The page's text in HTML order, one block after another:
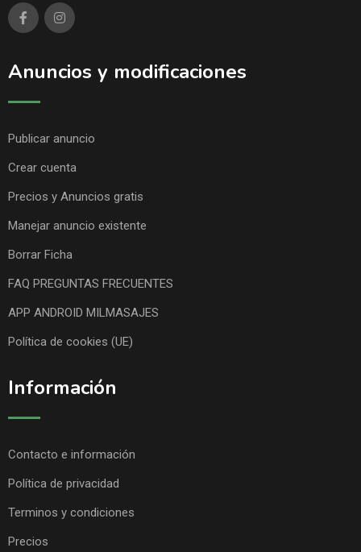
Anuncios y modificaciones
Publicar anuncio
Crear cuenta
Precios y Anuncios gratis
Manejar anuncio existente
Borrar Ficha
FAQ PREGUNTAS FRECUENTES
APP ANDROID MILMASAJES
Política de cookies (UE)
Información
Contacto e información
Política de privacidad
Terminos y condiciones
Precios